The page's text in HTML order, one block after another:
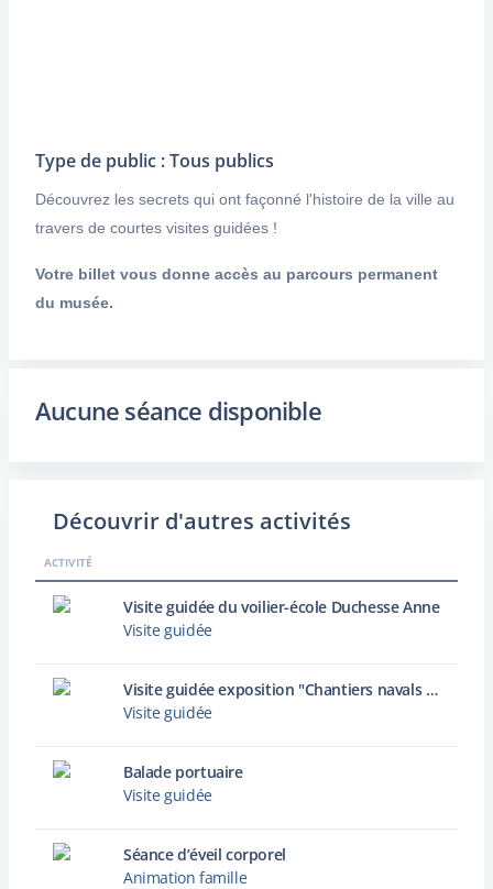
Type de public : Tous publics
Découvrez les secrets qui ont façonné l'histoire de la ville au
travers de courtes visites guidées !
Votre billet vous donne accès au parcours permanent
du musée.
Aucune séance disponible
Découvrir d'autres activités
ACTIVITÉ
Visite guidée du voilier-école Duchesse Anne
Visite guidée
Visite guidée exposition "Chantiers navals : archives photographiques d’une histoire industrielle dunkerquoise"
Visite guidée
Balade portuaire
Visite guidée
Séance d’éveil corporel
Animation famille